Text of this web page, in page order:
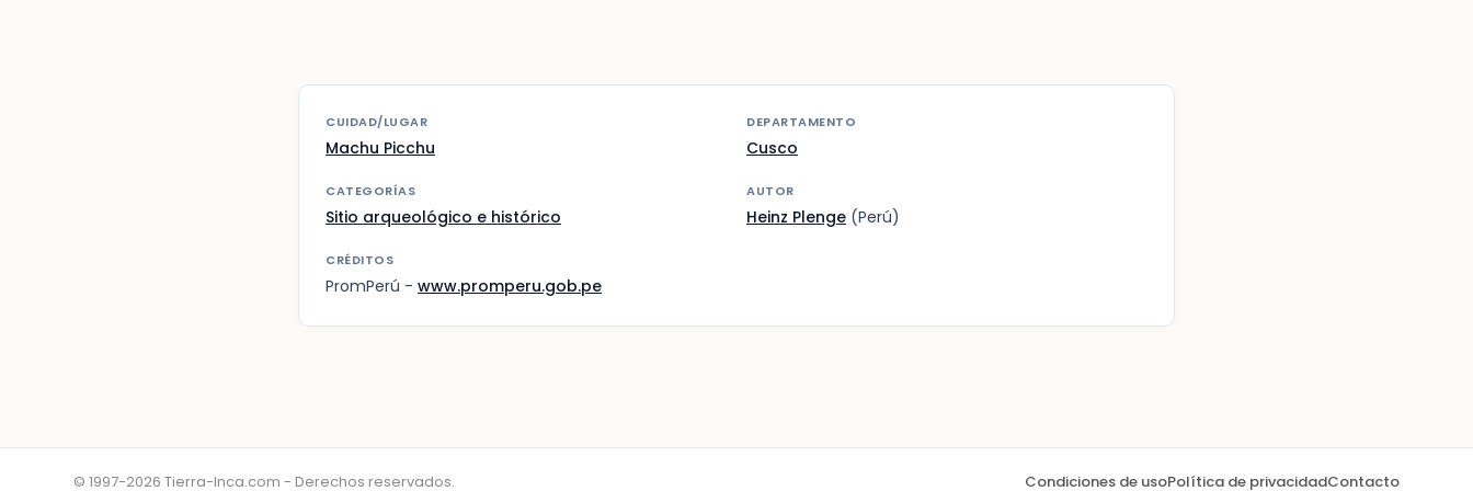
CUIDAD/LUGAR
Machu Picchu
DEPARTAMENTO
Cusco
CATEGORÍAS
Sitio arqueológico e histórico
AUTOR
Heinz Plenge (Perú)
CRÉDITOS
PromPerú - www.promperu.gob.pe
© 1997-2026 Tierra-Inca.com - Derechos reservados. Condiciones de usoPolítica de privacidadContacto